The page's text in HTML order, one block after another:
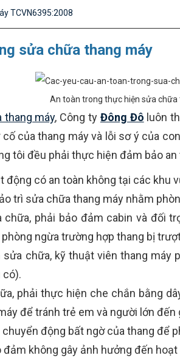
TCVN6395:2008
sửa chữa thang máy
An toàn trong thực hiện sửa chữa
thang máy, Công ty Đông Đô luôn
của thang máy và lỗi sơ ý của
tôi đều phải thực hiện đảm bảo
động có an toàn không tại các khu
trì sửa chữa thang máy nhằm
phải bảo đảm cabin và đối
ngừa trường hợp thang bị
sửa chữa, kỹ thuật viên thang máy
có).
phải thực hiện che chắn bằng
để tránh trẻ em và người lớn
động bất ngờ của thang để
không gây ảnh hưởng đến hoạt